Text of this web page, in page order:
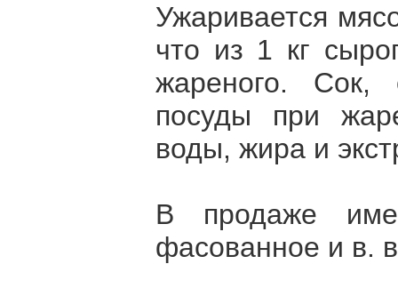
Ужаривается
что из 1 кг
жареного. Сок,
посуды при
воды, жира и
В продаже
фасованное и в.